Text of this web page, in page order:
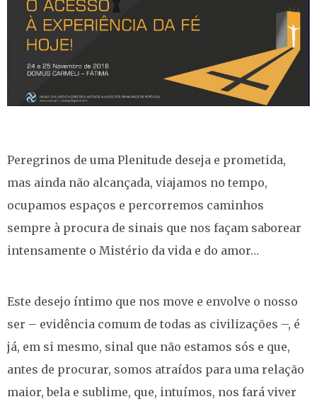
Peregrinos de uma Plenitude deseja e prometida,
mas ainda não alcançada, viajamos no tempo,
ocupamos espaços e percorremos caminhos
sempre à procura de sinais que nos façam saborear
intensamente o Mistério da vida e do amor…
Este desejo íntimo que nos move e envolve o nosso
ser – evidência comum de todas as civilizações –, é
já, em si mesmo, sinal que não estamos sós e que,
antes de procurar, somos atraídos para uma relação
maior, bela e sublime, que, intuímos, nos fará viver